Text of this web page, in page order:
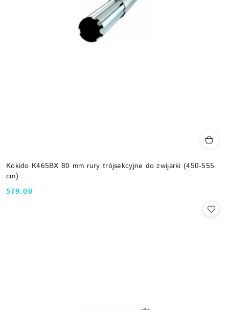
Kokido K465BX 80 mm rury trójsekcyjne do zwijarki (450-555
cm)
Cena:
579.00